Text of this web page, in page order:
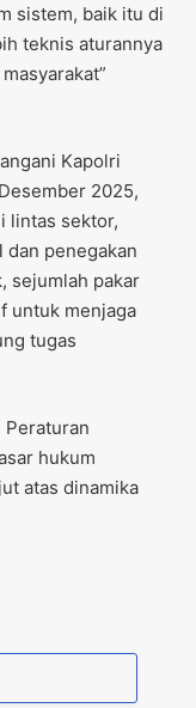
sistem, baik itu di
teknis aturannya
Kapolri
2025,
lintas sektor,
dan penegakan
sejumlah pakar
untuk menjaga
tugas
hukum
atas dinamika